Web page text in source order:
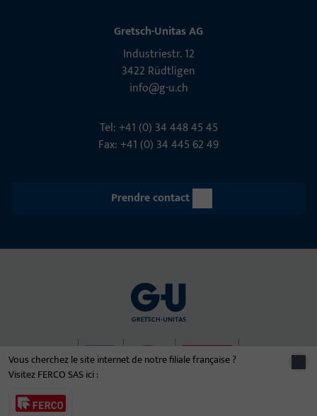
Vous cherchez le site internet de notre filiale française ?
Visitez FERCO SAS ici :
Gretsch-Unitas AG
Indu­s­triestr. 12
3422 Rüdt­ligen
info@g-u.ch
Tel: +41 (0) 34 448 45 45
Fax: +41 (0) 34 445 62 49
Prendre contact